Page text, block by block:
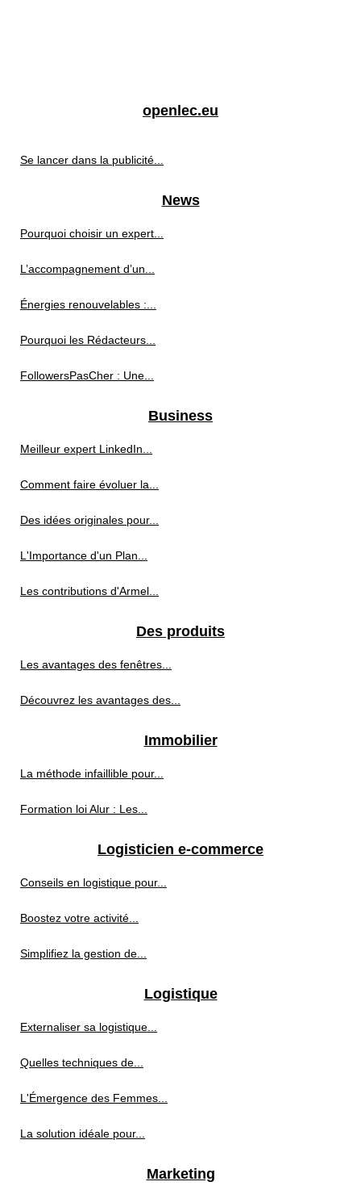
openlec.eu
Se lancer dans la publicité...
News
Pourquoi choisir un expert...
L’accompagnement d’un...
Énergies renouvelables :...
Pourquoi les Rédacteurs...
FollowersPasCher : Une...
Business
Meilleur expert LinkedIn...
Comment faire évoluer la...
Des idées originales pour...
L'Importance d'un Plan...
Les contributions d'Armel...
Des produits
Les avantages des fenêtres...
Découvrez les avantages des...
Immobilier
La méthode infaillible pour...
Formation loi Alur : Les...
Logisticien e-commerce
Conseils en logistique pour...
Boostez votre activité...
Simplifiez la gestion de...
Logistique
Externaliser sa logistique...
Quelles techniques de...
L'Émergence des Femmes...
La solution idéale pour...
Marketing